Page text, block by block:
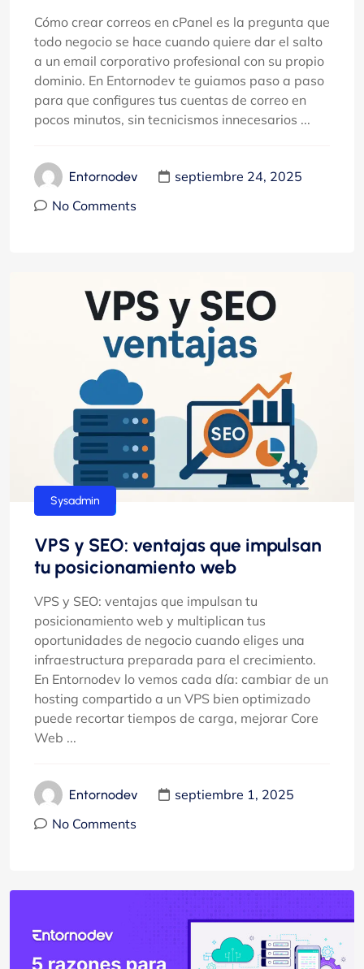
Cómo crear correos en cPanel es la pregunta que
todo negocio se hace cuando quiere dar el salto
a un email corporativo profesional con su propio
dominio. En Entornodev te guiamos paso a paso
para que configures tus cuentas de correo en
pocos minutos, sin tecnicismos innecesarios ...
Entornodev
septiembre 24, 2025
No Comments
hosting
Sysadmin
VPS y SEO: ventajas que impulsan
tu posicionamiento web
VPS y SEO: ventajas que impulsan tu
posicionamiento web y multiplican tus
oportunidades de negocio cuando eliges una
infraestructura preparada para el crecimiento.
En Entornodev lo vemos cada día: cambiar de un
hosting compartido a un VPS bien optimizado
puede recortar tiempos de carga, mejorar Core
Web ...
Entornodev
septiembre 1, 2025
No Comments